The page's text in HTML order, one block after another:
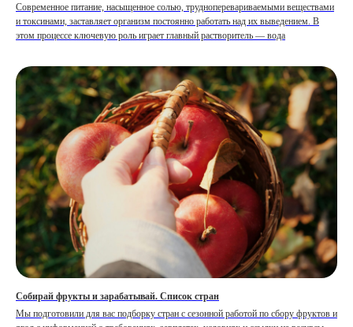
Современное питание, насыщенное солью, трудноперевариваемыми веществами
и токсинами, заставляет организм постоянно работать над их выведением. В
этом процессе ключевую роль играет главный растворитель — вода
Собирай фрукты и зарабатывай. Список стран
Мы подготовили для вас подборку стран с сезонной работой по сбору фруктов и